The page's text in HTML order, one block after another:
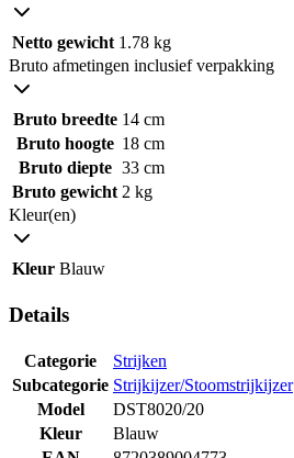
Netto gewicht 1.78 kg
Bruto afmetingen inclusief verpakking
Bruto breedte 14 cm
Bruto hoogte 18 cm
Bruto diepte 33 cm
Bruto gewicht 2 kg
Kleur(en)
Kleur Blauw
Details
Categorie
Strijken
Subcategorie Strijkijzer/Stoomstrijkijzer
Model
DST8020/20
Kleur
Blauw